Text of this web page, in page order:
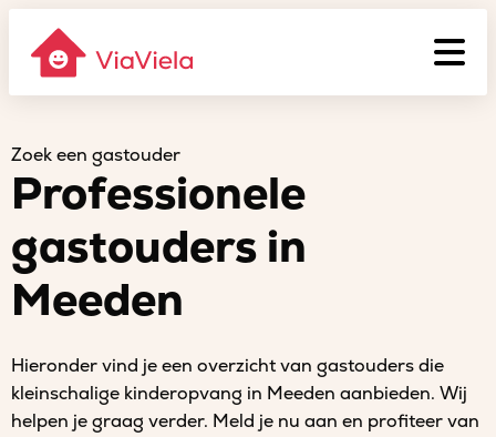
Zoek een gastouder
Professionele
gastouders in
Meeden
Hieronder vind je een overzicht van gastouders die
kleinschalige kinderopvang in Meeden aanbieden. Wij
helpen je graag verder. Meld je nu aan en profiteer van